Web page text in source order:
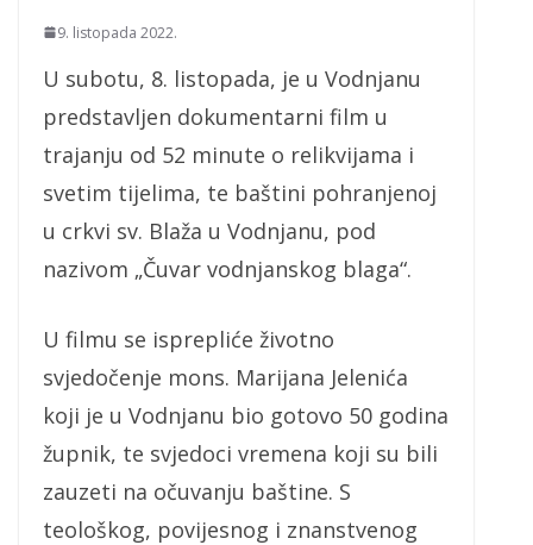
9. listopada 2022.
U subotu, 8. listopada, je u Vodnjanu
predstavljen dokumentarni film u
trajanju od 52 minute o relikvijama i
svetim tijelima, te baštini pohranjenoj
u crkvi sv. Blaža u Vodnjanu, pod
nazivom „Čuvar vodnjanskog blaga“.
U filmu se isprepliće životno
svjedočenje mons. Marijana Jelenića
koji je u Vodnjanu bio gotovo 50 godina
župnik, te svjedoci vremena koji su bili
zauzeti na očuvanju baštine. S
teološkog, povijesnog i znanstvenog